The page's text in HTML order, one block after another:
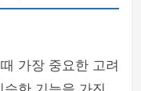
가장 중요한 고려